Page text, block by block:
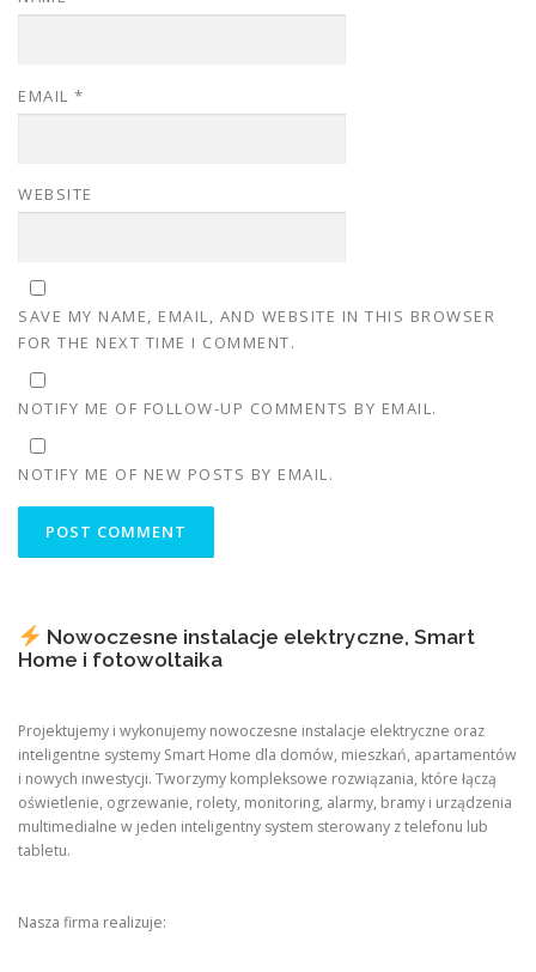
EMAIL *
WEBSITE
SAVE MY NAME, EMAIL, AND WEBSITE IN THIS BROWSER
FOR THE NEXT TIME I COMMENT.
NOTIFY ME OF FOLLOW-UP COMMENTS BY EMAIL.
NOTIFY ME OF NEW POSTS BY EMAIL.
Nowoczesne instalacje elektryczne, Smart
Home i fotowoltaika
Projektujemy i wykonujemy nowoczesne instalacje elektryczne oraz
inteligentne systemy Smart Home dla domów, mieszkań, apartamentów
i nowych inwestycji. Tworzymy kompleksowe rozwiązania, które łączą
oświetlenie, ogrzewanie, rolety, monitoring, alarmy, bramy i urządzenia
multimedialne w jeden inteligentny system sterowany z telefonu lub
tabletu.
Nasza firma realizuje: